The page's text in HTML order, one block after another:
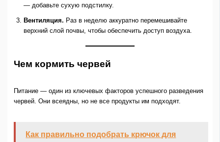
— добавьте сухую подстилку.
Вентиляция. Раз в неделю аккуратно перемешивайте
верхний слой почвы, чтобы обеспечить доступ воздуха.
Чем кормить червей
Питание — один из ключевых факторов успешного разведения
червей. Они всеядны, но не все продукты им подходят.
Как правильно подобрать крючок для